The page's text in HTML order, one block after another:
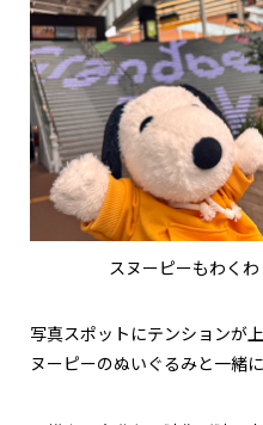
スヌーピーもわく
写真スポットにテンションが
ヌーピーのぬいぐるみと一緒に